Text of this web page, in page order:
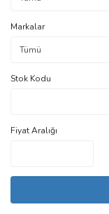
Markalar
Stok Kodu
Fiyat Aralığı